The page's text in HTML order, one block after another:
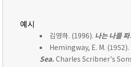
예시
김영하. (1996). 나는 나를
Hemingway, E. M. (1952).
Sea. Charles Scribner's